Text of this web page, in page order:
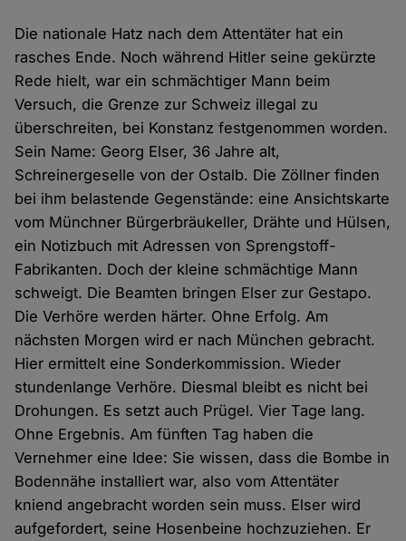
Die nationale Hatz nach dem Attentäter hat ein
rasches Ende. Noch während Hitler seine gekürzte
Rede hielt, war ein schmächtiger Mann beim
Versuch, die Grenze zur Schweiz illegal zu
überschreiten, bei Konstanz festgenommen worden.
Sein Name: Georg Elser, 36 Jahre alt,
Schreinergeselle von der Ostalb. Die Zöllner finden
bei ihm belastende Gegenstände: eine Ansichtskarte
vom Münchner Bürgerbräukeller, Drähte und Hülsen,
ein Notizbuch mit Adressen von Sprengstoff-
Fabrikanten. Doch der kleine schmächtige Mann
schweigt. Die Beamten bringen Elser zur Gestapo.
Die Verhöre werden härter. Ohne Erfolg. Am
nächsten Morgen wird er nach München gebracht.
Hier ermittelt eine Sonderkommission. Wieder
stundenlange Verhöre. Diesmal bleibt es nicht bei
Drohungen. Es setzt auch Prügel. Vier Tage lang.
Ohne Ergebnis. Am fünften Tag haben die
Vernehmer eine Idee: Sie wissen, dass die Bombe in
Bodennähe installiert war, also vom Attentäter
kniend angebracht worden sein muss. Elser wird
aufgefordert, seine Hosenbeine hochzuziehen. Er